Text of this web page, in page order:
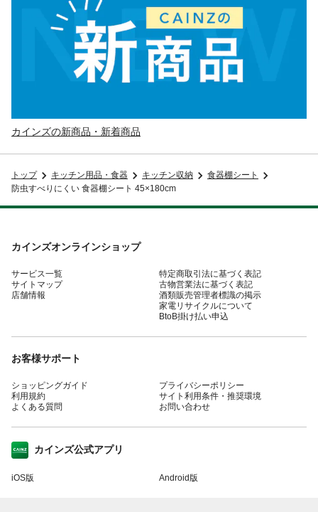
カインズの新商品・新着商品
トップ キッチン用品・食器 キッチン収納
食器棚シート
防虫すべりにくい 食器棚シート 45×180cm
カインズオンラインショップ
サービス一覧
サイトマップ
店舗情報
特定商取引法に基づく表記
古物営業法に基づく表記
酒類販売管理者標識の掲示
家電リサイクルについて
BtoB掛け払い申込
お客様サポート
ショッピングガイド
利用規約
よくある質問
プライバシーポリシー
サイト利用条件・推奨環境
お問い合わせ
カインズ公式アプリ
iOS版 Android版